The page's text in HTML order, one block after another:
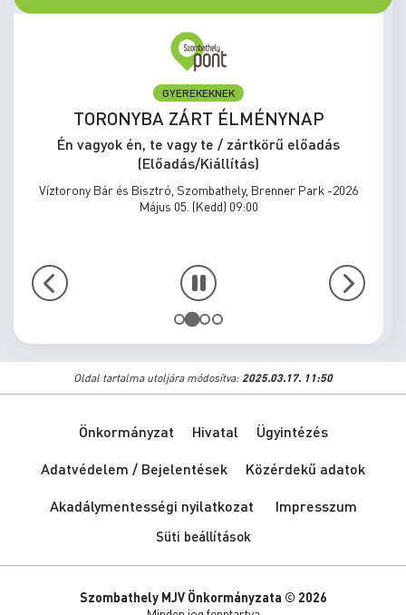
ELŐADÁS/KIÁLLÍTÁS
MEGÁLLNI TILOS, NOSZTALGIÁZNI
KÖTELEZŐ
Én vagyok én, te vagy te / zártkörű előadás
(Előadás/Kiállítás)
Víztorony Bár és Bisztró, Szombathely, Brenner Park -2026
Oldal tartalma utoljára módosítva: 2025.03.17. 11:50
Önkormányzat Hivatal
Ügyintézés
Adatvédelem / Bejelentések
Közérdekű adatok
Akadálymentességi nyilatkozat
Impresszum
Süti beállítások
Szombathely MJV Önkormányzata © 2026